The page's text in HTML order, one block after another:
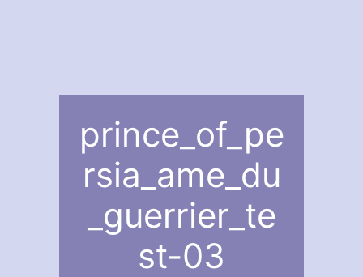
prince_of_pe
rsia_ame_du
_guerrier_te
st-03